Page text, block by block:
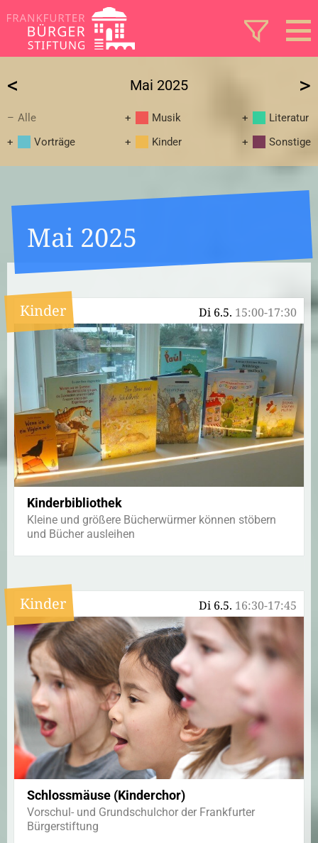
Mai 2025
< >
Alle Musik
Literatur
Vorträge
Kinder Sonstige
Mai 2025
Di 6.5. 15:00-17:30
Kinder
Kinderbibliothek
Kleine und größere Bücherwürmer können stöbern
und Bücher ausleihen
Di 6.5. 16:30-17:45
Kinder
Schlossmäuse (Kinderchor)
Vorschul- und Grundschulchor der Frankfurter
Bürgerstiftung